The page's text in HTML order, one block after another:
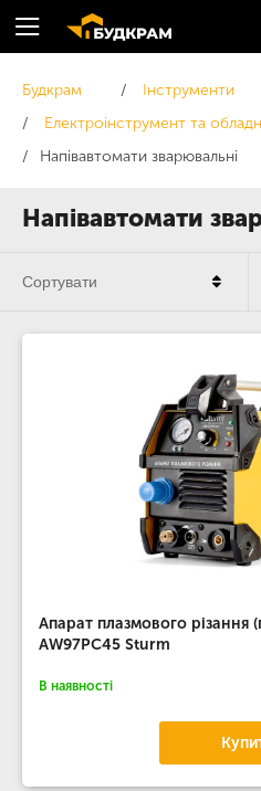
Напівавтомати
Будкрам
Інструменти
Електроінструмент та
Напівавтомати зварювальні
Апарат плазмового різання
AW97PC45 Sturm
В наявності
Сортувати